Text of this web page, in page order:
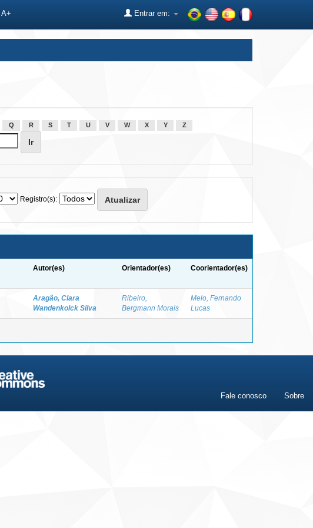
A+ Entrar em:
Q R S T U V W X Y Z
Registro(s):
Autor(es) Orientador(es) Coorientador(es)
Aragão, Clara
Wandenkolck Silva
Ribeiro,
Bergmann Morais
Melo, Fernando
Lucas
Fale conosco Sobre